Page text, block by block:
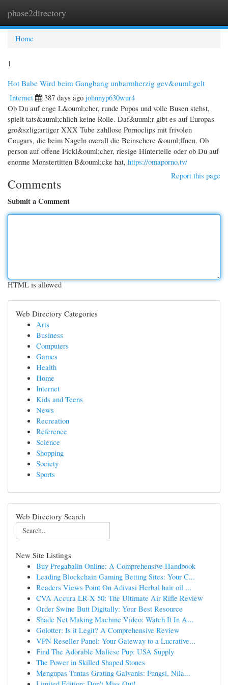
phase2directory
Home
1
Hot Babe Wird beim Gangbang unbarmherzig gev&ouml;gelt
Internet
387 days ago johnnyp630wur4
Ob Du auf enge L&ouml;cher, runde Popos und volle Busen stehst,
spielt tats&auml;chlich keine Rolle. Daf&uuml;r gibt es auf Europas
gro&szlig;artiger XXX Tube zahllose Pornoclips mit frivolen
Cougars, die beim Nageln overall die Beinschere &ouml;ffnen. Ob
person auf offene Fickl&ouml;cher, riesige Hinterteile oder ob Du auf
enorme Monstertitten B&ouml;cke hat, https://omaporno.tv/
Report this page
Comments
Submit a Comment
HTML is allowed
Web Directory Categories
Arts
Business
Computers
Games
Health
Home
Internet
Kids and Teens
News
Recreation
Reference
Science
Shopping
Society
Sports
Web Directory Search
New Site Listings
Buy Pregabalin Online: A Comprehensive Handbook
Leading Blockchain Gaming Betting Sites: Your C...
Readers Views Point On Adivasi Herbal hair oil ...
CVA Accura LR-X 50: The Ultimate Air Rifle Review
Order Swine Butt Digitally: Your Best Resource
Shade Net Making Machine Video: Watch It In A...
Golotter: Is it Legit? A Comprehensive Review
VPN Reseller Panel: Your Gateway to a Lucrative...
Find The Adorable Maltese Pup: USA Supply
The Power in Skilled Shaped Stones
Mengupas Tuntas Grating Galvanis: Fungsi, Nila...